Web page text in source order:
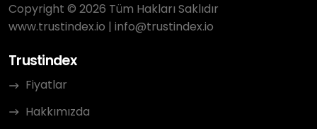
Copyright © 2026 Tüm Hakları Saklıdır
www.trustindex.io | info@trustindex.io
Trustindex
Fiyatlar
Hakkımızda